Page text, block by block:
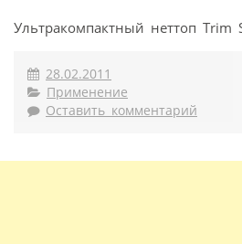
Ультракомпактный неттоп Trim
28.02.2011
Применение
Оставить комментарий